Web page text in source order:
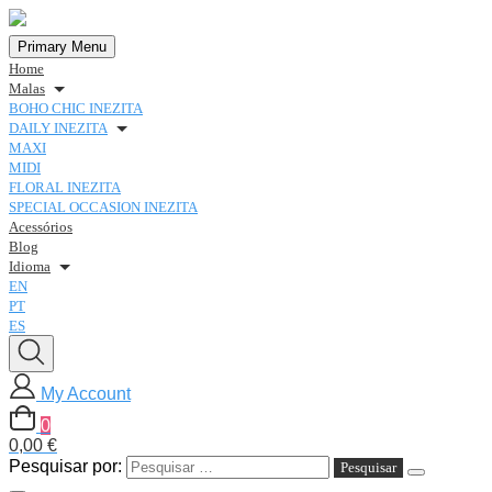
Primary Menu
Home
Malas
BOHO CHIC INEZITA
DAILY INEZITA
MAXI
MIDI
FLORAL INEZITA
SPECIAL OCCASION INEZITA
Acessórios
Blog
Idioma
EN
PT
ES
My Account
0
0,00 €
Pesquisar por: